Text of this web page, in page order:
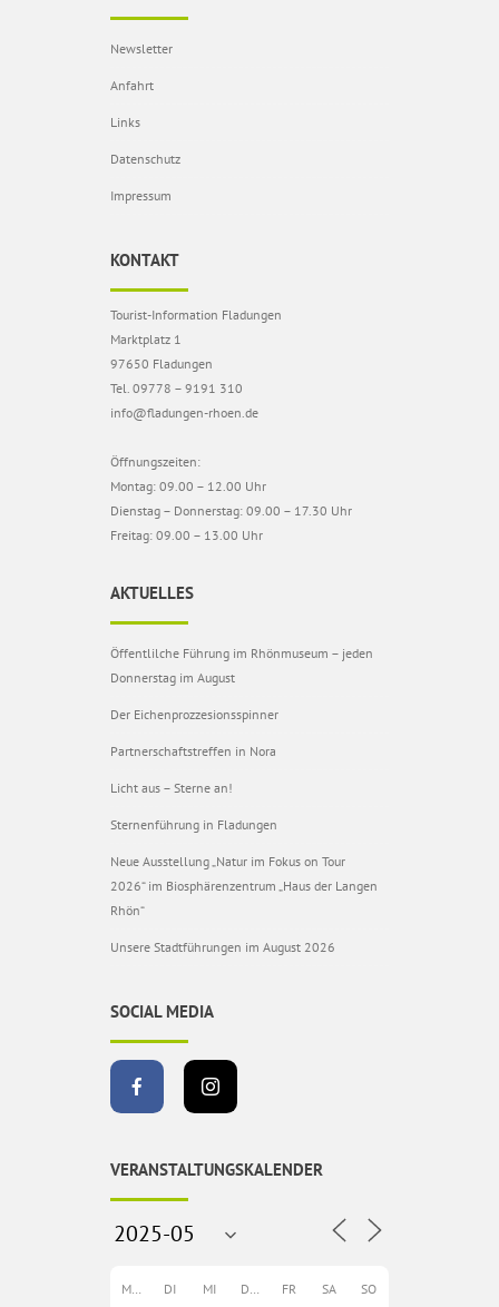
Newsletter
Anfahrt
Links
Datenschutz
Impressum
KONTAKT
Tourist-Information Fladungen
Marktplatz 1
97650 Fladungen
Tel. 09778 – 9191 310
info@fladungen-rhoen.de
Öffnungszeiten:
Montag: 09.00 – 12.00 Uhr
Dienstag – Donnerstag: 09.00 – 17.30 Uhr
Freitag: 09.00 – 13.00 Uhr
AKTUELLES
Öffentlilche Führung im Rhönmuseum – jeden
Donnerstag im August
Der Eichenprozzesionsspinner
Partnerschaftstreffen in Nora
Licht aus – Sterne an!
Sternenführung in Fladungen
Neue Ausstellung „Natur im Fokus on Tour
2026“ im Biosphärenzentrum „Haus der Langen
Rhön“
Unsere Stadtführungen im August 2026
SOCIAL MEDIA
VERANSTALTUNGSKALENDER
MO DI MI DO FR SA SO